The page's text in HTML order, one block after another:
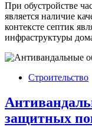
При обустройстве
является наличие
контексте септик
инфраструктуры
Строительство
защитных